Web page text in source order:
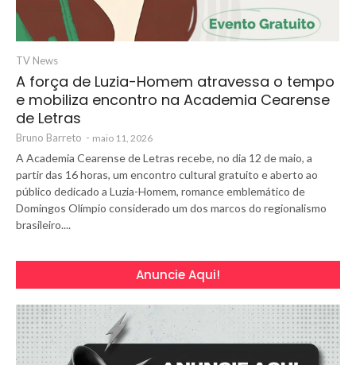
TV News
A força de Luzia-Homem atravessa o tempo
e mobiliza encontro na Academia Cearense
de Letras
Bruno Barreto - maio 11, 2026
A Academia Cearense de Letras recebe, no dia 12 de maio, a
partir das 16 horas, um encontro cultural gratuito e aberto ao
público dedicado a Luzia-Homem, romance emblemático de
Domingos Olímpio considerado um dos marcos do regionalismo
brasileiro....
Anuncie Aqui!